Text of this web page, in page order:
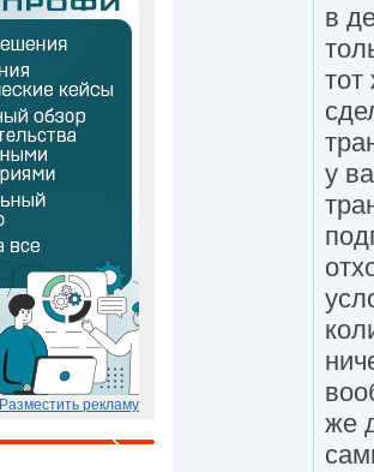
Разместить рекламу
в
тот
у
же